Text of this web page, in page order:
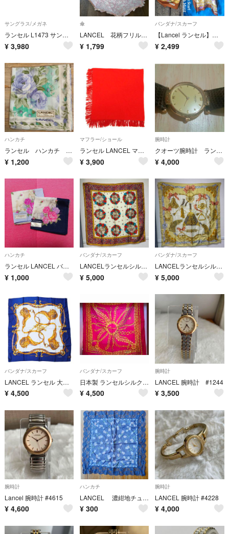
サングラス/メガネ
ランセル L1473 サングラス ゴールド メタルフレーム フルリム ウェリントン ITRY3QAN9B96
¥ 3,980
傘
LANCEL 花柄フリル付き日傘 ムーンバット製
¥ 1,799
バンダナ/スカーフ
【Lancel ランセル】ヴィンテージシルク大判スカーフ 白茶紫ゴールド時計植物
¥ 2,499
ハンカチ
ランセル ハンカチ 薔薇バラローズ 綿100%
¥ 1,200
マフラー/ショール
ランセル LANCEL マフラー ストール ウール フリンジ ロゴ 刺繍 赤
¥ 3,900
腕時計
クオーツ腕時計 ランセル
¥ 4,000
ハンカチ
ランセル LANCEL バラ ハンカチ 2枚セット 花柄 ネイビー ラベンダー
¥ 1,000
バンダナ/スカーフ
LANCELランセルシルク100%大判スカーフ 赤系花柄リースモチーフ レッド系
¥ 5,000
バンダナ/スカーフ
LANCELランセルシルク100%スカーフ 馬蹄モチーフベージュゴールド系
¥ 5,000
バンダナ/スカーフ
LANCEL ランセル 大判 シルクスカーフ 馬具柄 85cm タグ付き 未使用
¥ 4,500
バンダナ/スカーフ
日本製 ランセルシルクスカーフ
¥ 4,500
腕時計
LANCEL 腕時計 #1244
¥ 3,500
腕時計
Lancel 腕時計 #4615
¥ 4,600
ハンカチ
LANCEL 濃紺地チューリップ柄 レースが素敵な大判サイズ
¥ 300
腕時計
LANCEL 腕時計 #4228
¥ 4,000